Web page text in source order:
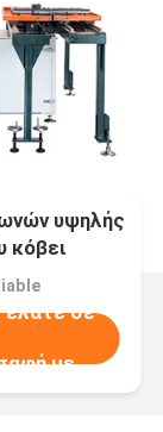
υψηλής
κόβει
σε
με